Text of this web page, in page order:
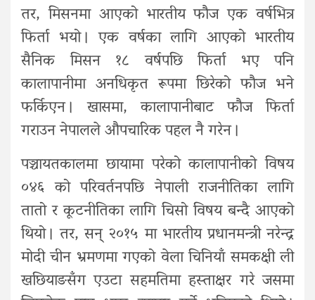
तर, मिसनमा आएको भारतीय फौज एक वर्षभित्र
फिर्ता भयो । एक वर्षका लागि आएको भारतीय
सैनिक मिसन १८ वर्षपछि फिर्ता भए पनि
कालापानीमा अनधिकृत रूपमा छिरेको फौज भने
फर्किएन । खासमा, कालापानीबाट फौज फिर्ता
गराउन नेपालले औपचारिक पहल नै गरेन ।
पञ्चायतकालमा छायामा परेको कालापानीको विषय
०४६ को परिवर्तनपछि नेपाली राजनीतिका लागि
तातो र कूटनीतिका लागि चिसो विषय बन्दै आएको
थियो । तर, सन् २०१५ मा भारतीय प्रधानमन्त्री नरेन्द्र
मोदी चीन भ्रमणमा गएको वेला चिनियाँ समकक्षी ली
खछियाङसँग एउटा सहमतिमा हस्ताक्षर गरे जसमा